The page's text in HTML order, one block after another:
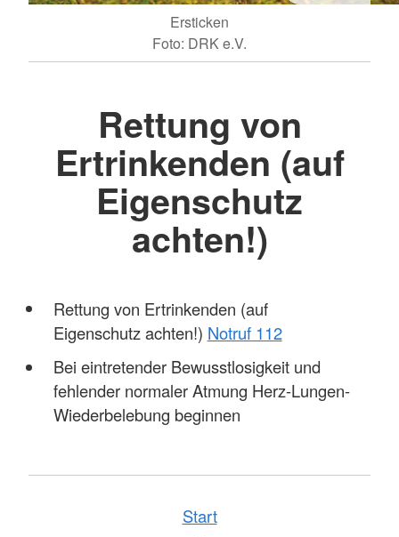
Ersticken
Foto: DRK e.V.
Rettung von
Ertrinkenden (auf
Eigenschutz
achten!)
Rettung von Ertrinkenden (auf
Eigenschutz achten!) Notruf 112
Bei eintretender Bewusstlosigkeit und
fehlender normaler Atmung Herz-Lungen-
Wiederbelebung beginnen
Start